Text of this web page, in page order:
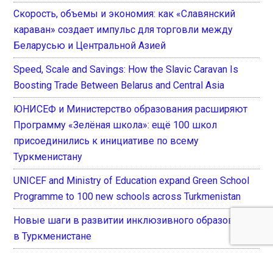
Скорость, объемы и экономия: как «Славянский
караван» создает импульс для торговли между
Беларусью и Центральной Азией
Speed, Scale and Savings: How the Slavic Caravan Is
Boosting Trade Between Belarus and Central Asia
ЮНИСЕФ и Министерство образования расширяют
Программу «Зелёная школа»: ещё 100 школ
присоединились к инициативе по всему
Туркменистану
UNICEF and Ministry of Education expand Green School
Programme to 100 new schools across Turkmenistan
Новые шаги в развитии инклюзивного образования
в Туркменистане